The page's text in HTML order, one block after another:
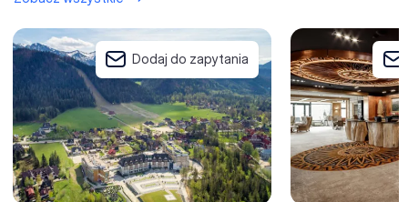
Nosalowy Dwór Resort & SPA
Dodaj do zapytania
Bachleda Hotel